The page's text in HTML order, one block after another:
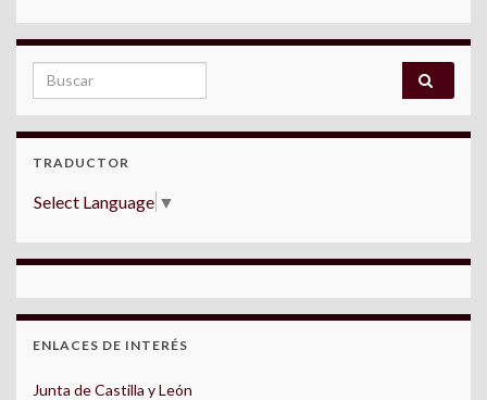
Search for:
TRADUCTOR
Select Language ▼
ENLACES DE INTERÉS
Junta de Castilla y León